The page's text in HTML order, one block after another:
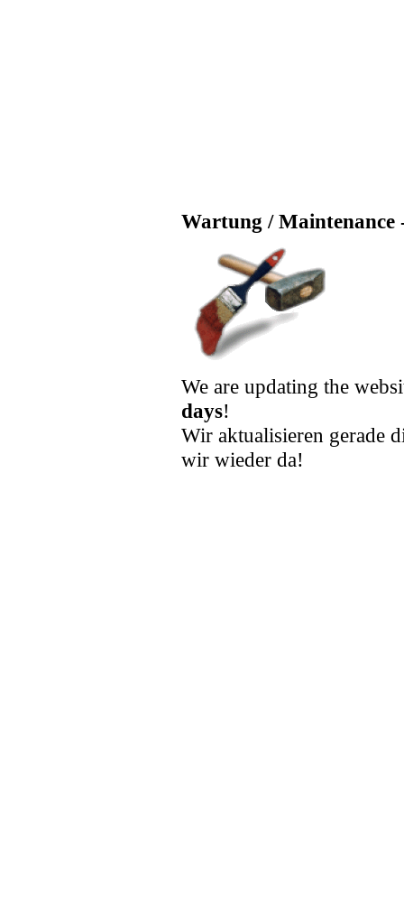
Wartung / Maintenance
We are updating the
days!
Wir aktualisieren gerade
wir wieder da!